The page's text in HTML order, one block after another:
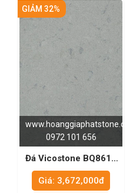
www.hoanggiaphatstone.com
0972 101 656
GIẢM 32%
Đá Vicostone BQ8618
- Khám Phá Tính Năng
Đặc Biệt
Giá: 3,672,000đ